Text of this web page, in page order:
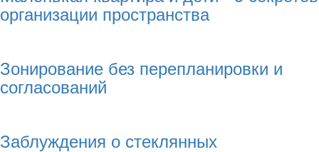
организации пространства
Зонирование без перепланировки и
согласований
Заблуждения о стеклянных